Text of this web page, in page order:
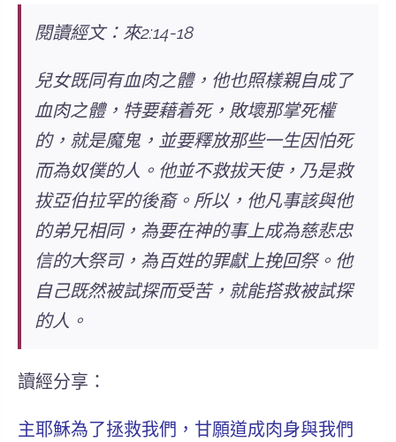
閱讀經文：來2:14-18
兒女既同有血肉之體，他也照樣親自成了
血肉之體，特要藉着死，敗壞那掌死權
的，就是魔鬼，並要釋放那些一生因怕死
而為奴僕的人。他並不救拔天使，乃是救
拔亞伯拉罕的後裔。所以，他凡事該與他
的弟兄相同，為要在神的事上成為慈悲忠
信的大祭司，為百姓的罪獻上挽回祭。他
自己既然被試探而受苦，就能搭救被試探
的人。
讀經分享：
主耶穌為了拯救我們，甘願道成肉身與我們